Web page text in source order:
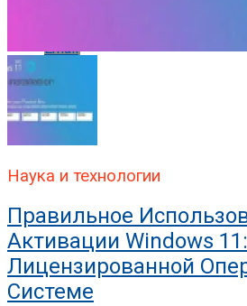
Email
Наука и технологии
Правильное
Активации Windows
Лицензированной
Системе